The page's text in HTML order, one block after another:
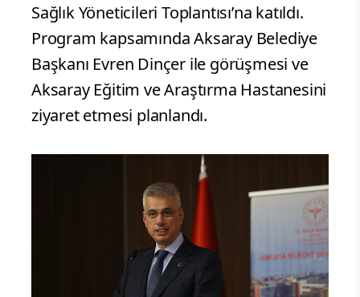
Sağlık Yöneticileri Toplantısı’na katıldı.
Program kapsamında Aksaray Belediye
Başkanı Evren Dinçer ile görüşmesi ve
Aksaray Eğitim ve Araştırma Hastanesini
ziyaret etmesi planlandı.